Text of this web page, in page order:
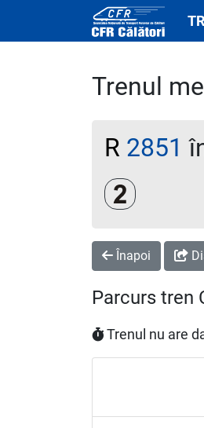
Trenul
R 2851
Clasa a 2-a
Înapoi
Parcurs tren
Trenul nu are